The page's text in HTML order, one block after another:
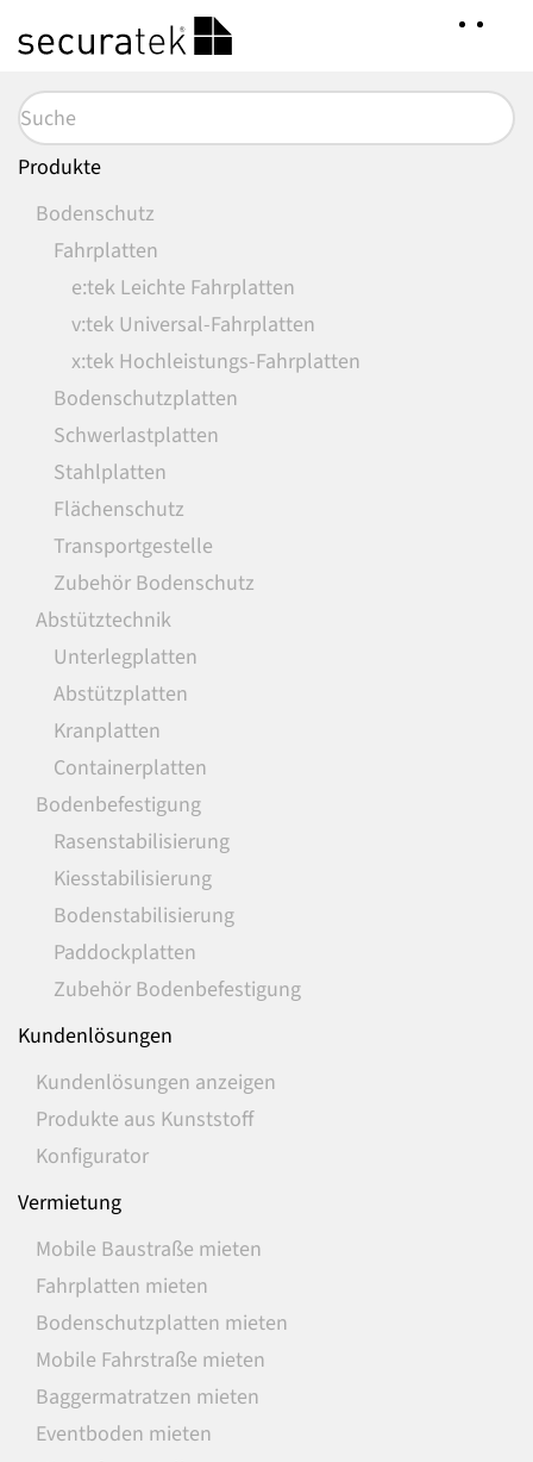
Hauptinhalt
springen
Produkte
Bodenschutz
Fahrplatten
e:tek Leichte Fahrplatten
v:tek Universal-Fahrplatten
x:tek Hochleistungs-Fahrplatten
Bodenschutzplatten
Schwerlastplatten
Stahlplatten
Flächenschutz
Transportgestelle
Zubehör Bodenschutz
Abstütztechnik
Unterlegplatten
Abstützplatten
Kranplatten
Containerplatten
Bodenbefestigung
Rasenstabilisierung
Kiesstabilisierung
Bodenstabilisierung
Paddockplatten
Zubehör Bodenbefestigung
Kundenlösungen
Kundenlösungen anzeigen
Produkte aus Kunststoff
Konfigurator
Vermietung
Mobile Baustraße mieten
Fahrplatten mieten
Bodenschutzplatten mieten
Mobile Fahrstraße mieten
Baggermatratzen mieten
Eventboden mieten